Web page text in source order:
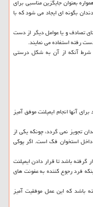
بعنوان جایگزین مناسبی برای
بگونه ای ایجاد می شود که با
تصادف و یا عوامل دیگر از دست
رفته استفاده می نمایند.
شرط آنکه از آن به شکل درستی
آنها انجام ایمپلنت موفق آمیز
تجویز نمی گردد، چونکه یکی از
داخل استخوان فک است. اگر پوکی
گرفته باشد تا قرار دادن ایمپلنت
فرد رجوع کننده به عفونت های
باشد که این عمل موفقیت آمیز